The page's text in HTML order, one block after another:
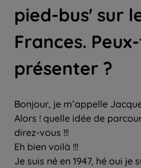
pied-bus' sur
Frances.
présenter ?
Bonjour, je m’appelle
Alors ! quelle idée de
direz-vous !!!
Eh bien voilà !!!
Je suis né en 1947, hé oui je